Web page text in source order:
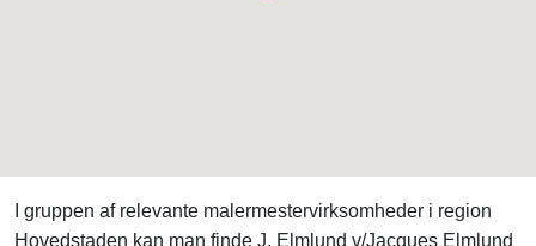
I gruppen af relevante malermestervirksomheder i region
Hovedstaden kan man finde J. Elmlund v/Jacques Elmlund